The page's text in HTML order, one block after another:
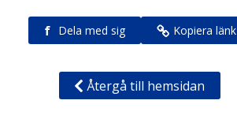
f Dela med sig Kopiera länk
Återgå till hemsidan